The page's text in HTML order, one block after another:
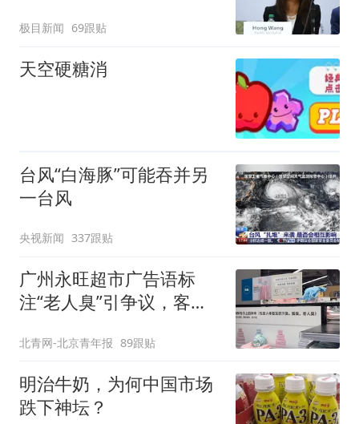
极目新闻 69跟贴
天空硬糖消
台风“白海豚”可能吞并另
一台风
央视新闻 337跟贴
广州永旺超市广告语标
注“老人臭”引争议，客服
北青网-北京青年报 89跟贴
明治牛奶，为何中国市场
跌下神坛？